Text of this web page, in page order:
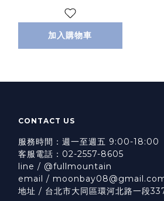
加入購物車
CONTACT US
服務時間：週一至週五 9:00-18:00
客服電話：02-2557-8605
line / @fullmountain
email /
地址 / 台北市大同區環河北路一段